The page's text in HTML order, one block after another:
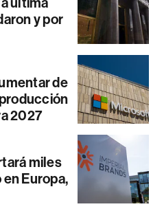
y por
de
2027
miles
Europa,